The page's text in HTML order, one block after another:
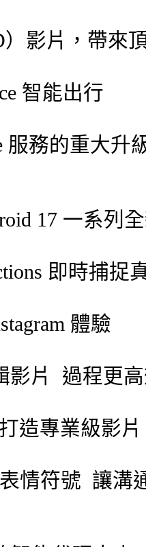
影片，帶來
智能出行
服務的重大升
17 一系列
即時捕捉
體驗
影片 過程更
造專業級影片
情符號 讓溝